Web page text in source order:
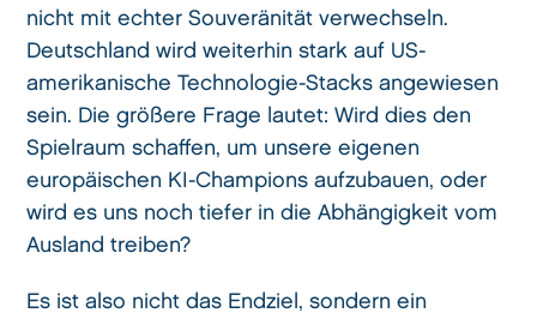
nicht mit echter Souveränität verwechseln.
Deutschland wird weiterhin stark auf US-
amerikanische Technologie-Stacks angewiesen
sein. Die größere Frage lautet: Wird dies den
Spielraum schaffen, um unsere eigenen
europäischen KI-Champions aufzubauen, oder
wird es uns noch tiefer in die Abhängigkeit vom
Ausland treiben?
Es ist also nicht das Endziel, sondern ein